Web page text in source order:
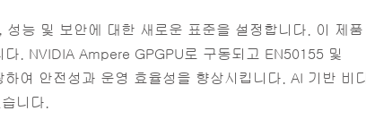
능 및 보안에 대한 새로운 표준을 설정합니다. 이 제품
. NVIDIA Ampere GPGPU로 구동되고 EN50155 및
여 안전성과 운영 효율성을 향상시킵니다. AI 기반 비디
니다.